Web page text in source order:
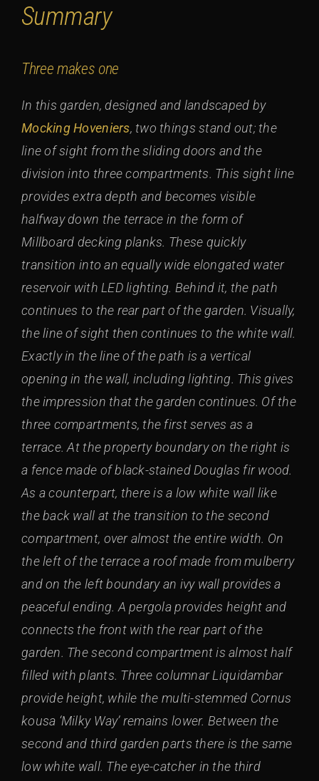
Summary
Three makes one
In this garden, designed and landscaped by
Mocking Hoveniers, two things stand out; the
line of sight from the sliding doors and the
division into three compartments. This sight line
provides extra depth and becomes visible
halfway down the terrace in the form of
Millboard decking planks. These quickly
transition into an equally wide elongated water
reservoir with LED lighting. Behind it, the path
continues to the rear part of the garden. Visually,
the line of sight then continues to the white wall.
Exactly in the line of the path is a vertical
opening in the wall, including lighting. This gives
the impression that the garden continues. Of the
three compartments, the first serves as a
terrace. At the property boundary on the right is
a fence made of black-stained Douglas fir wood.
As a counterpart, there is a low white wall like
the back wall at the transition to the second
compartment, over almost the entire width. On
the left of the terrace a roof made from mulberry
and on the left boundary an ivy wall provides a
peaceful ending. A pergola provides height and
connects the front with the rear part of the
garden. The second compartment is almost half
filled with plants. Three columnar Liquidambar
provide height, while the multi-stemmed Cornus
kousa ‘Milky Way’ remains lower. Between the
second and third garden parts there is the same
low white wall. The eye-catcher in the third